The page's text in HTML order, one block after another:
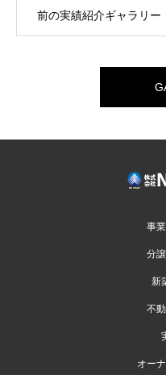
前の実績紹介ギャラリー
事
分
新
不
オー